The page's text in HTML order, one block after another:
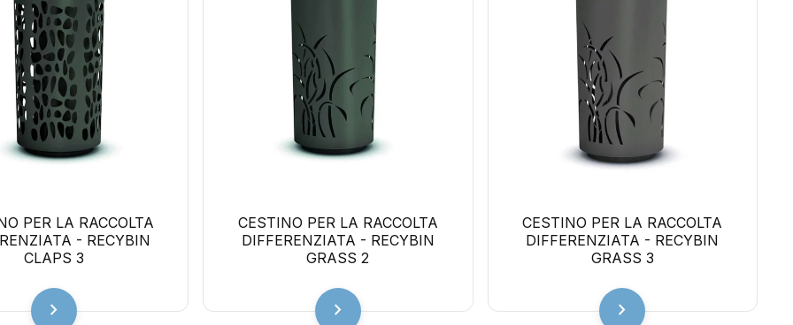
PER LA RACCOLTA
- RECYBIN
CLAPS 3
chevron_right
CESTINO PER LA RACCOLTA
DIFFERENZIATA - RECYBIN
GRASS 2
chevron_right
CESTINO PER LA RACCOLTA
DIFFERENZIATA - RECYBIN
GRASS 3
chevron_right